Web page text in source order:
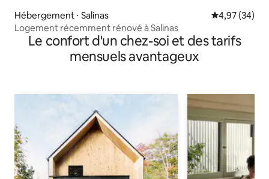
Hébergement ⋅ Salinas Évaluation
4,97 (34)
Logement récemment rénové à Salinas
Le confort d'un chez-soi et des tarifs
mensuels avantageux